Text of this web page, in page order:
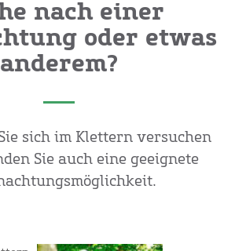
nach einer
oder etwas
anderem?
sich im Klettern versuchen
Sie auch eine geeignete